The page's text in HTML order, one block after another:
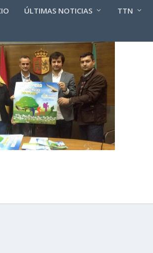
ÚLTIMAS NOTICIAS TTN
EN LA DEHERA